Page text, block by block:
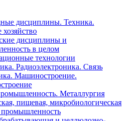
дисциплины. Техника.
хозяйство
дисциплины и
в целом
технологии
Радиоэлектроника. Связь
Машиностроение.
Металлургия
пищевая, микробиологическая
промышленность